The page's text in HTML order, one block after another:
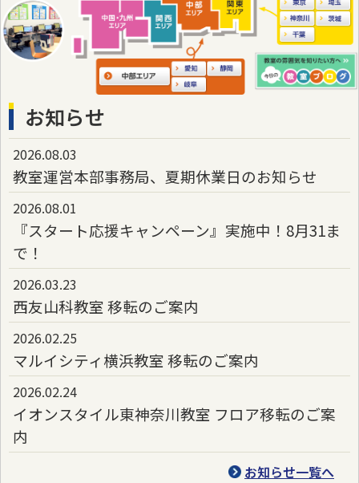
お知らせ
2026.08.03
教室運営本部事務局、夏期休業日のお知らせ
2026.08.01
『スタート応援キャンペーン』実施中！8月31ま
で！
2026.03.23
西友山科教室 移転のご案内
2026.02.25
マルイシティ横浜教室 移転のご案内
2026.02.24
イオンスタイル東神奈川教室 フロア移転のご案
内
お知らせ一覧へ